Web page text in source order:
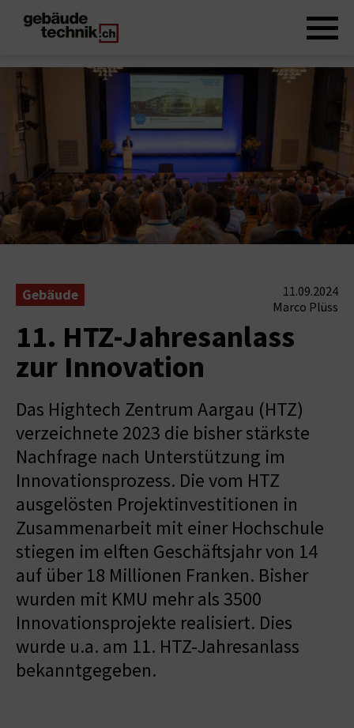
Gebäude
11.09.2024
Marco Plüss
11. HTZ-Jahresanlass
zur Innovation
Das Hightech Zentrum Aargau (HTZ)
verzeichnete 2023 die bisher stärkste
Nachfrage nach Unterstützung im
Innovationsprozess. Die vom HTZ
ausgelösten Projektinvestitionen in
Zusammenarbeit mit einer Hochschule
stiegen im elften Geschäftsjahr von 14
auf über 18 Millionen Franken. Bisher
wurden mit KMU mehr als 3500
Innovationsprojekte realisiert. Dies
wurde u.a. am 11. HTZ-Jahresanlass
bekanntgegeben.